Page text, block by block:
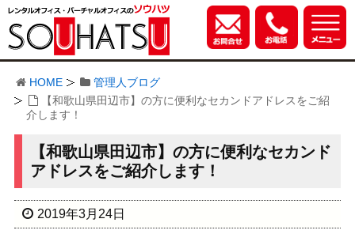
HOME
管理人ブログ
【和歌山県田辺市】の方に便利なセカンドアドレスをご紹
介します！
【和歌山県田辺市】の方に便利なセカンド
アドレスをご紹介します！
2019年3月24日